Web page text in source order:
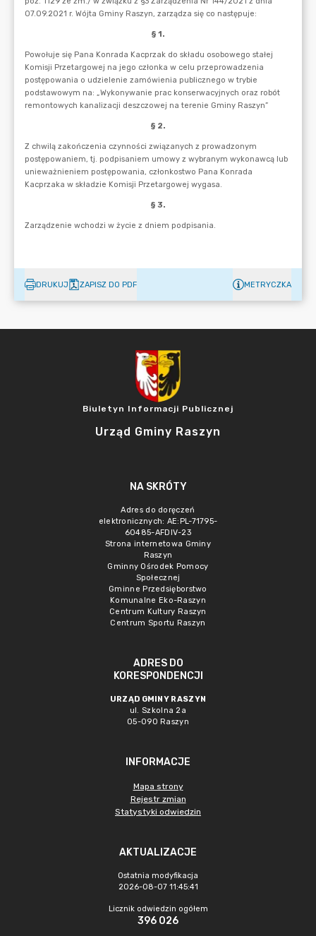
DRUKUJ ZAPISZ DO PDF METRYCZKA
Biuletyn Informacji Publicznej
Urząd Gminy Raszyn
NA SKRÓTY
Adres do doręczeń
elektronicznych: AE:PL-71795-
60485-AFDIV-23
Strona internetowa Gminy
Raszyn
Gminny Ośrodek Pomocy
Społecznej
Gminne Przedsięborstwo
Komunalne Eko-Raszyn
Centrum Kultury Raszyn
Centrum Sportu Raszyn
ADRES DO
KORESPONDENCJI
URZĄD GMINY RASZYN
ul. Szkolna 2a
05-090 Raszyn
INFORMACJE
Mapa strony
Rejestr zmian
Statystyki odwiedzin
AKTUALIZACJE
Ostatnia modyfikacja
2026-08-07 11:45:41
Licznik odwiedzin ogółem
396 026